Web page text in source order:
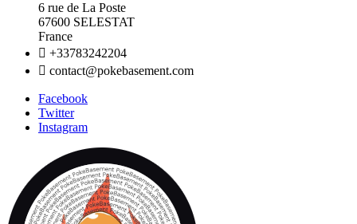
6 rue de La Poste
67600 SELESTAT
France
 +33783242204
 contact@pokebasement.com
Facebook
Twitter
Instagram